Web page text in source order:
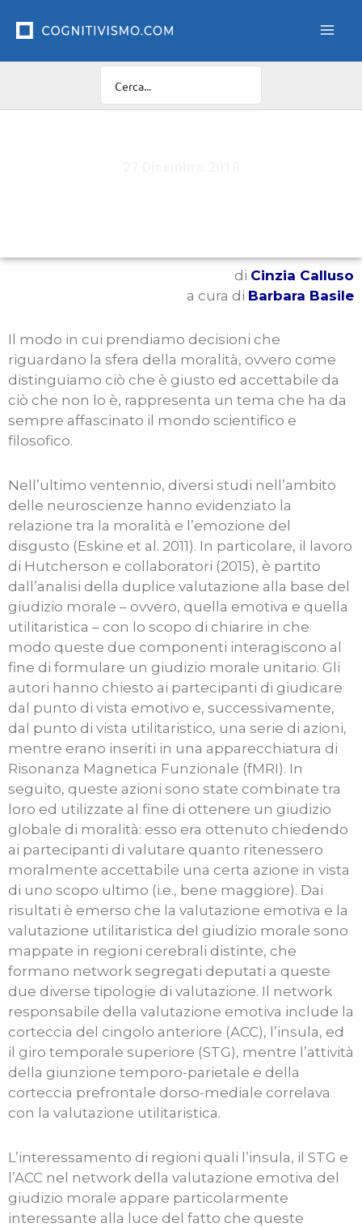
di Cinzia Calluso
a cura di Barbara Basile
Il modo in cui prendiamo decisioni che
riguardano la sfera della moralità, ovvero come
distinguiamo ciò che è giusto ed accettabile da
ciò che non lo è, rappresenta un tema che ha da
sempre affascinato il mondo scientifico e
filosofico.
Nell’ultimo ventennio, diversi studi nell’ambito
delle neuroscienze hanno evidenziato la
relazione tra la moralità e l’emozione del
disgusto (Eskine et al. 2011). In particolare, il lavoro
di Hutcherson e collaboratori (2015), è partito
dall’analisi della duplice valutazione alla base del
giudizio morale – ovvero, quella emotiva e quella
utilitaristica – con lo scopo di chiarire in che
modo queste due componenti interagiscono al
fine di formulare un giudizio morale unitario. Gli
autori hanno chiesto ai partecipanti di giudicare
dal punto di vista emotivo e, successivamente,
dal punto di vista utilitaristico, una serie di azioni,
mentre erano inseriti in una apparecchiatura di
Risonanza Magnetica Funzionale (fMRI). In
seguito, queste azioni sono state combinate tra
loro ed utilizzate al fine di ottenere un giudizio
globale di moralità: esso era ottenuto chiedendo
ai partecipanti di valutare quanto ritenessero
moralmente accettabile una certa azione in vista
di uno scopo ultimo (i.e., bene maggiore). Dai
risultati è emerso che la valutazione emotiva e la
valutazione utilitaristica del giudizio morale sono
mappate in regioni cerebrali distinte, che
formano network segregati deputati a queste
due diverse tipologie di valutazione. Il network
responsabile della valutazione emotiva include la
corteccia del cingolo anteriore (ACC), l’insula, ed
il giro temporale superiore (STG), mentre l’attività
della giunzione temporo-parietale e della
corteccia prefrontale dorso-mediale correlava
con la valutazione utilitaristica.
L’interessamento di regioni quali l’insula, il STG e
l’ACC nel network della valutazione emotiva del
giudizio morale appare particolarmente
interessante alla luce del fatto che queste